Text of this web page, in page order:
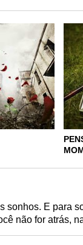
sonhos. E para
não for atrás,